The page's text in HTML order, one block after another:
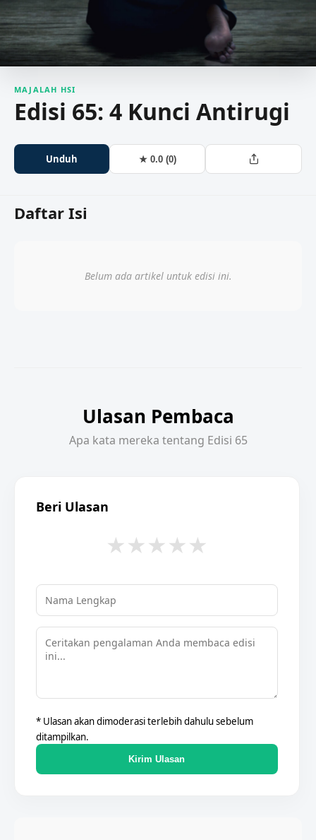
MAJALAH HSI
Edisi 65: 4 Kunci Antirugi
Unduh ★ 0.0 (0)
Daftar Isi
Belum ada artikel untuk edisi ini.
Ulasan Pembaca
Apa kata mereka tentang Edisi 65
Beri Ulasan
★
★
★
★
★
* Ulasan akan dimoderasi terlebih dahulu sebelum
ditampilkan.
Kirim Ulasan